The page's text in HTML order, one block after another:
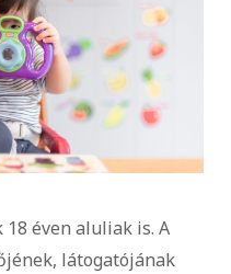
18 éven aluliak is. A
látogatójának